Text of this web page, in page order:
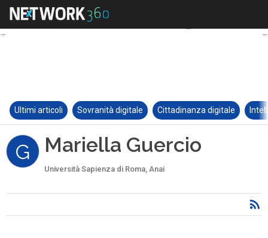
Ultimi articoli Sovranità digitale Cittadinanza digitale
G Mariella Guercio
Università Sapienza di Roma, Anai